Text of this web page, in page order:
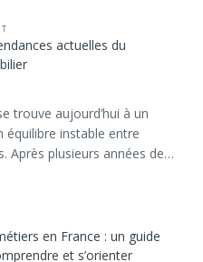
actuelles du
trouve aujourd’hui à un
équilibre instable entre
Après plusieurs années de…
en France : un guide
et s’orienter